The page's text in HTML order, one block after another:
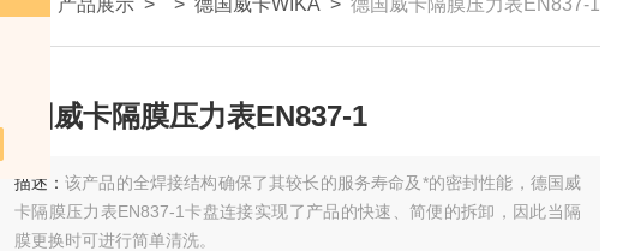
产品展示 > > 德国威卡WIKA > 德国威卡隔膜压力表EN837-1
德国威卡隔膜压力表EN837-1
描述：该产品的全焊接结构确保了其较长的服务寿命及*的密封性能，德国威
卡隔膜压力表EN837-1卡盘连接实现了产品的快速、简便的拆卸，因此当隔
膜更换时可进行简单清洗。